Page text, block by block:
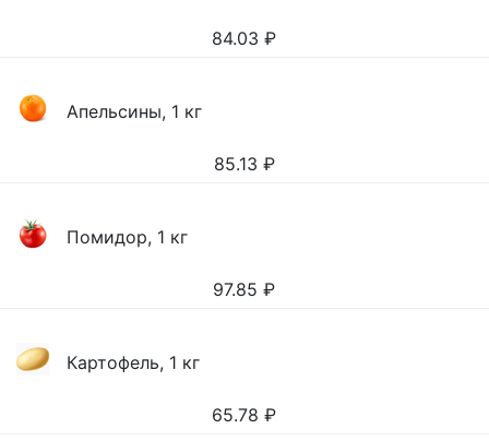
84.03 ₽
Апельсины, 1 кг
85.13 ₽
Помидор, 1 кг
97.85 ₽
Картофель, 1 кг
65.78 ₽